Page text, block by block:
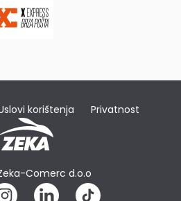
korištenja Privatnost
Comerc d.o.o